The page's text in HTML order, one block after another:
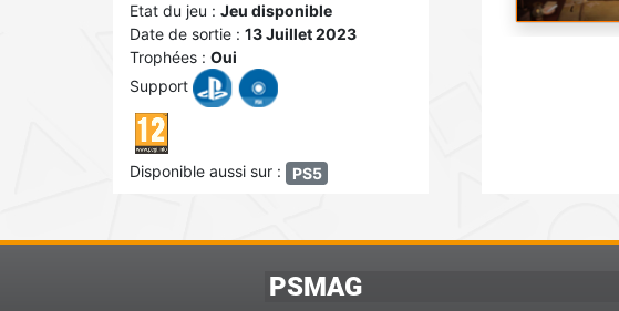
Etat du jeu : Jeu disponible
Date de sortie : 13 Juillet 2023
Trophées : Oui
Support
Disponible aussi sur : PS5
PSMAG